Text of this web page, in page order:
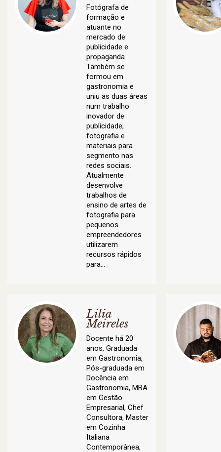
Fotógrafa de
formação e
atuante no
mercado de
publicidade e
propaganda.
Também se
formou em
gastronomia e
uniu as duas áreas
num trabalho
inovador de
publicidade,
fotografia e
materiais para
segmento nas
redes sociais.
Atualmente
desenvolve
trabalhos de
ensino de artes de
fotografia para
pequenos
empreendedores
utilizarem
recursos rápidos
para…
Lilia
Meireles
Docente há 20
anos, Graduada
em Gastronomia,
Pós-graduada em
Docência em
Gastronomia, MBA
em Gestão
Empresarial, Chef
Consultora, Master
em Cozinha
Italiana
Contemporânea,